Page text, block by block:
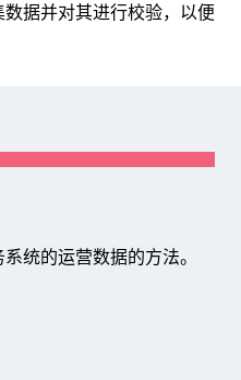
据并对其进行校验，以便
统的运营数据的方法。